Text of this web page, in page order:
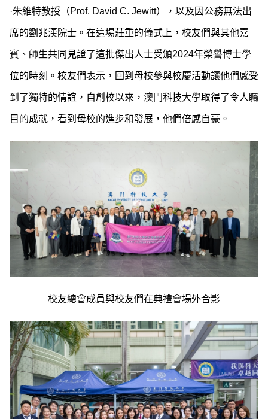
·朱維特教授（Prof. David C. Jewitt），以及因公務無法出
席的劉兆漢院士。在這場莊重的儀式上，校友們與其他嘉
賓、師生共同見證了這批傑出人士受頒2024年榮譽博士學
位的時刻。校友們表示，回到母校參與校慶活動讓他們感受
到了獨特的情誼，自創校以來，澳門科技大學取得了令人矚
目的成就，看到母校的進步和發展，他們倍感自豪。
校友總會成員與校友們在典禮會場外合影